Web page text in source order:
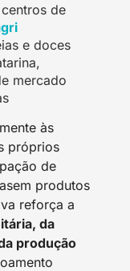
de
e doces
mercado
às
próprios
de
produtos
reforça a
da
produção